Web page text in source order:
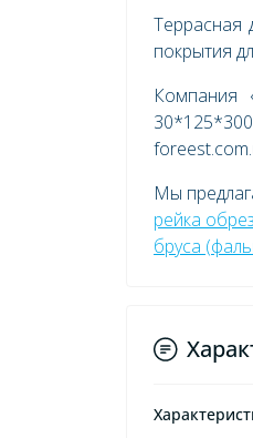
Террасная
покрытия
Компания
Мы
рейка
бруса